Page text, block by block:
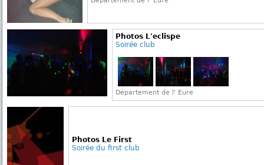
Photos L'eclispe
Soirée club
Département de l' Eure
Photos Le First
Soirée du first club